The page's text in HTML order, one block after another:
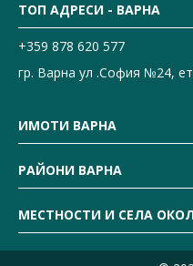
ТОП АДРЕСИ - ВАРНА
+359 878 620 577
гр. Варна ул .София №24,
ИМОТИ ВАРНА
РАЙОНИ ВАРНА
МЕСТНОСТИ И СЕЛА